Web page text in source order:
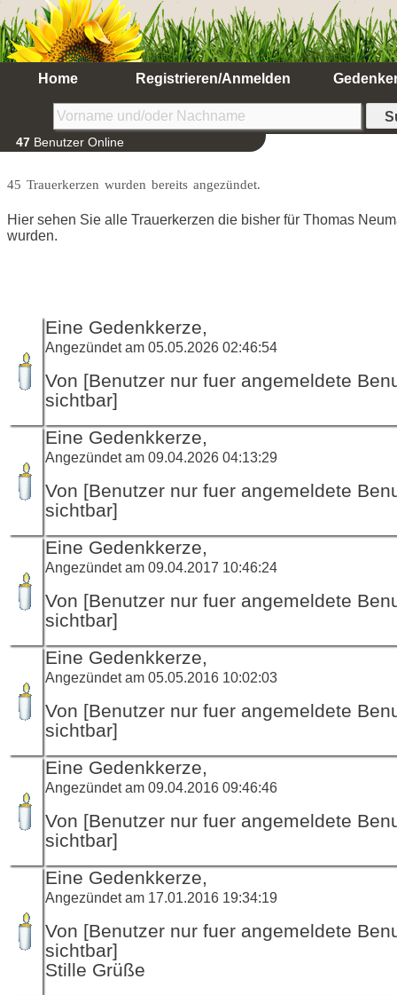
Home Registrieren/Anmelden
47 Benutzer Online
45 Trauerkerzen wurden bereits angezündet.
Hier sehen Sie alle Trauerkerzen die bisher für Thomas
wurden.
Eine Gedenkkerze,
Angezündet am 05.05.2026 02:46:54
Von [Benutzer nur fuer angemeldete
sichtbar]
Eine Gedenkkerze,
Angezündet am 09.04.2026 04:13:29
Von [Benutzer nur fuer angemeldete
sichtbar]
Eine Gedenkkerze,
Angezündet am 09.04.2017 10:46:24
Von [Benutzer nur fuer angemeldete
sichtbar]
Eine Gedenkkerze,
Angezündet am 05.05.2016 10:02:03
Von [Benutzer nur fuer angemeldete
sichtbar]
Eine Gedenkkerze,
Angezündet am 09.04.2016 09:46:46
Von [Benutzer nur fuer angemeldete
sichtbar]
Eine Gedenkkerze,
Angezündet am 17.01.2016 19:34:19
Von [Benutzer nur fuer angemeldete
sichtbar]
Stille Grüße